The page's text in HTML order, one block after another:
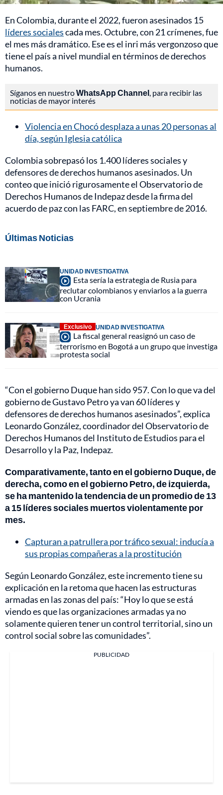
En Colombia, durante el 2022, fueron asesinados 15
líderes socialescada mes. Octubre, con 21 crímenes, fue
el mes más dramático. Ese es el inri más vergonzoso que
tiene el país a nivel mundial en términos de derechos
humanos.
Síganos en nuestroWhatsApp Channel , para recibir las
noticias de mayor interés
Violencia en Chocó desplaza a unas 20 personas al
día, según Iglesia católica
Colombia sobrepasó los 1.400 líderes sociales y
defensores de derechos humanos asesinados. Un
conteo que inició rigurosamente el Observatorio de
Derechos Humanos de Indepaz desde la firma del
acuerdo de paz con las FARC, en septiembre de 2016.
Últimas Noticias
UNIDAD INVESTIGATIVA
Esta sería la estrategia de Rusia para
reclutar colombianos y enviarlos a la guerra
con Ucrania
Exclusivo UNIDAD INVESTIGATIVA
La fiscal general reasignó un caso de
terrorismo en Bogotá a un grupo que investiga
protesta social
“Con el gobierno Duque han sido 957. Con lo que va del
gobierno de Gustavo Petro ya van 60 líderes y
defensores de derechos humanos asesinados”, explica
Leonardo González, coordinador del Observatorio de
Derechos Humanos del Instituto de Estudios para el
Desarrollo y la Paz, Indepaz.
Comparativamente, tanto en el gobierno Duque, de
derecha, como en el gobierno Petro, de izquierda,
se ha mantenido la tendencia de un promedio de 13
a 15 líderes sociales muertos violentamente por
mes.
Capturan a patrullera por tráfico sexual: inducía a
sus propias compañeras a la prostitución
Según Leonardo González, este incremento tiene su
explicación en la retoma que hacen las estructuras
armadas en las zonas del país: “Hoy lo que se está
viendo es que las organizaciones armadas ya no
solamente quieren tener un control territorial, sino un
control social sobre las comunidades”.
PUBLICIDAD